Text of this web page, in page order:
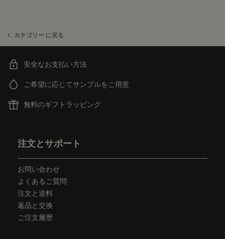
カテゴリー に戻る
安全なお支払い方法
ご希望に応じてサンプルをご用意
無料のギフトラッピング
注文とサポート
お問い合わせ
よくあるご質問
注文と送料
返品と交換
ご注文履歴